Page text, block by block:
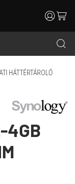
search
usercart
HÁTTÉRTÁROLÓ
4GB